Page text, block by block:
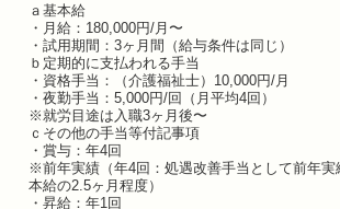
ａ基本給
・月給：180,000円/月〜
・試用期間：3ヶ月間（給与条件は同じ）
ｂ定期的に支払われる手当
・資格手当：（介護福祉士）10,000円/月
・夜勤手当：5,000円/回（月平均4回）
※就労目途は入職3ヶ月後〜
ｃその他の手当等付記事項
・賞与：年4回
※前年実績（年4回：処遇改善手当として前年実
本給の2.5ヶ月程度）
・昇給：年1回